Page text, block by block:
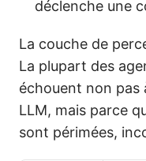
déclenche une
La couche de
La plupart des
échouent non pas
LLM, mais parce
sont périmées,